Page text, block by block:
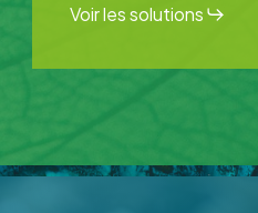
Voir les solutions